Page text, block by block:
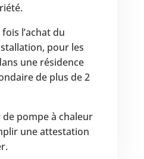
l’achat du
pour les
une résidence
de plus de 2
pompe à chaleur
une attestation